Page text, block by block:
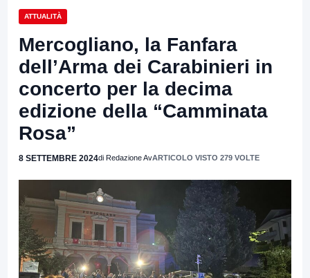
ATTUALITÀ
Mercogliano, la Fanfara
dell’Arma dei Carabinieri in
concerto per la decima
edizione della “Camminata
Rosa”
8 SETTEMBRE 2024di Redazione AvARTICOLO VISTO 279 VOLTE